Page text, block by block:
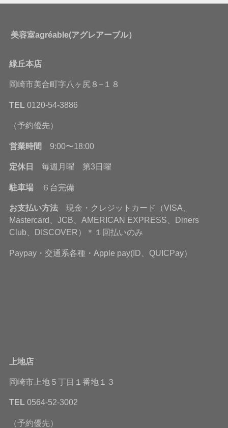
美容室agréable(アグレアーブル）
緑丘本店
岡崎市美合町字八ヶ尻８−１８
TEL 0120-54-3886
（予約優先）
営業時間 9:00〜18:00
定休日 毎週月曜 第3日曜
駐車場 ６台完備
お支払い方法現金・クレジットカード（VISA、
Mastercard、JCB、AMERICAN EXPRESS、Diners
Club、DISCOVER）＊１回払いのみ
Paypay・交通系各種・Apple pay(ID、QUICPay）
上地店
岡崎市上地５丁目１番地１３
TEL 0564-52-3002
（予約優先）